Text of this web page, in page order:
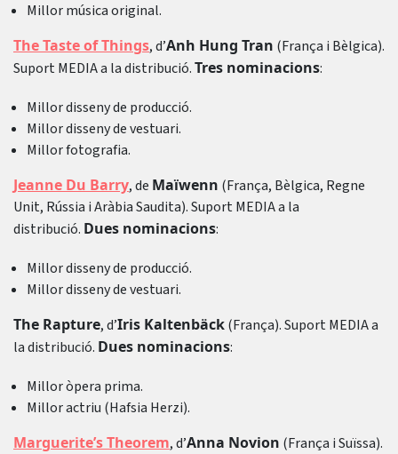
Millor música original.
The Taste of Things, d’Anh Hung Tran (França i Bèlgica).
Suport MEDIA a la distribució.Tres nominacions:
Millor disseny de producció.
Millor disseny de vestuari.
Millor fotografia.
Jeanne Du Barry, de Maïwenn (França, Bèlgica, Regne
Unit, Rússia i Aràbia Saudita). Suport MEDIA a la
distribució. Dues nominacions:
Millor disseny de producció.
Millor disseny de vestuari.
The Rapture, d’Iris Kaltenbäck(França). Suport MEDIA a
la distribució. Dues nominacions:
Millor òpera prima.
Millor actriu (Hafsia Herzi).
Marguerite’s Theorem, d’Anna Novion (França i Suïssa).